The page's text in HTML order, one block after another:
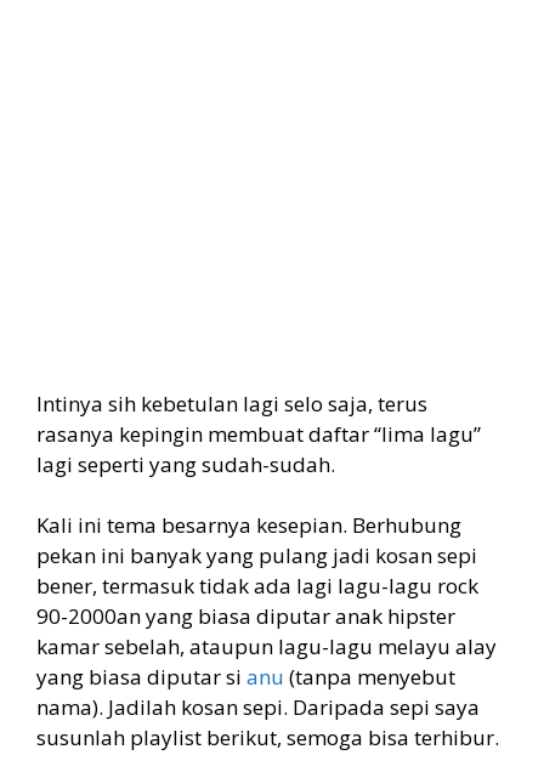
Intinya sih kebetulan lagi selo saja, terus
rasanya kepingin membuat daftar “lima lagu”
lagi seperti yang sudah-sudah.
Kali ini tema besarnya kesepian. Berhubung
pekan ini banyak yang pulang jadi kosan sepi
bener, termasuk tidak ada lagi lagu-lagu rock
90-2000an yang biasa diputar anak hipster
kamar sebelah, ataupun lagu-lagu melayu alay
yang biasa diputar si anu (tanpa menyebut
nama). Jadilah kosan sepi. Daripada sepi saya
susunlah playlist berikut, semoga bisa terhibur.